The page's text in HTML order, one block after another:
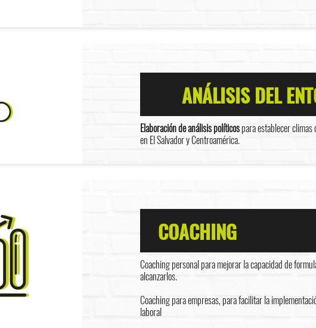
ANÁLISIS DEL
Elaboración de análisis políticospara establecer
en El Salvador y Centroamérica.
COACHING
Coaching personal para mejorar la capacidad de
alcanzarlos.
Coaching para empresas, para facilitar la
laboral